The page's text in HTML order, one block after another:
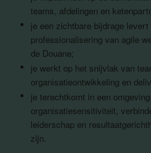
De komende jaren staat de
belangrijke uitdaging door de
goederenstromen. Om hier
spelen, wordt de handhaving
risicogestuurd en datagedreven.
we:
data uit interne en externe
benutten;
teams, afdelingen en
je een zichtbare bijdrage
professionalisering van agile
de Douane;
je werkt op het snijvlak van
organisatieontwikkeling en
je terechtkomt in een
organisatiesensitiviteit,
leiderschap en
zijn.